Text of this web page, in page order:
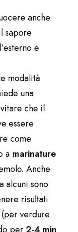
anche
sapore
e
modalità
una
che il
essere
come
a marinature
Anche
alcuni sono
risultati
(per verdure